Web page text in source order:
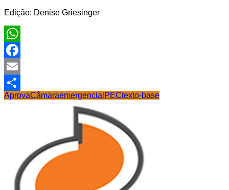
Edição: Denise Griesinger
WhatsApp
Facebook
Email
Share
AprovaCâmaraemergencial PECtexto-base